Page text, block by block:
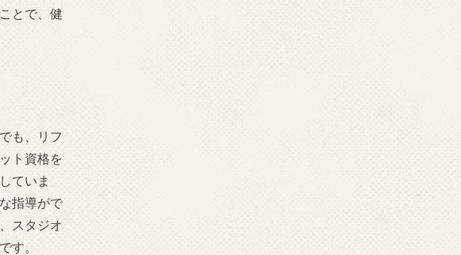
とで、健
も、リフ
ト資格を
ていま
指導がで
スタジオ
す。